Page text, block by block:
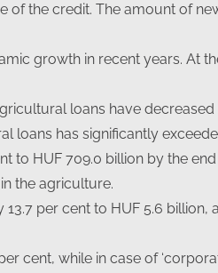
the credit. The amount of
growth in recent years. At
loans have
has significantly
to HUF 709.0 billion by the
the agriculture.
per cent to HUF 5.6
cent, while in case of